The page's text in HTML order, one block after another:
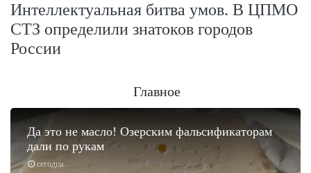
Интеллектуальная битва умов. В ЦПМО
СТЗ определили знатоков городов
России
Главное
сегодня
Да это не масло! Озерским фальсификаторам
дали по рукам